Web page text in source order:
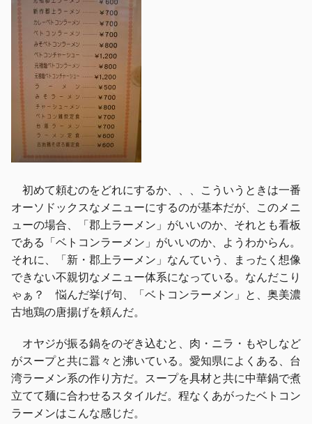
初めて頼むのをどれにするか、、、こういうときは一番
オーソドックスなメニューにするのが基本だが、このメニ
ューの場合、「郡上ラーメン」がいいのか、それとも看板
である「ベトコンラーメン」がいいのか、ようわからん。
それに、「新・郡上ラーメン」なんていう、まったく想像
できない不親切なメニュー体系になっている。なんだこり
ゃぁ？ 悩んだ挙げ句、「ベトコンラーメン」と、奥美濃
古地鶏の唐揚げを頼んだ。
オヤジが振る鍋をのぞき込むと、肉・ニラ・もやしなど
がスープと共に囂々と沸いている。愛知県によくある、台
湾ラーメン系の作り方だ。スープを具材と共に中華鍋で煮
立てて麺に合わせるスタイルだ。程なくあがったベトコン
ラーメンはこんな感じだ。